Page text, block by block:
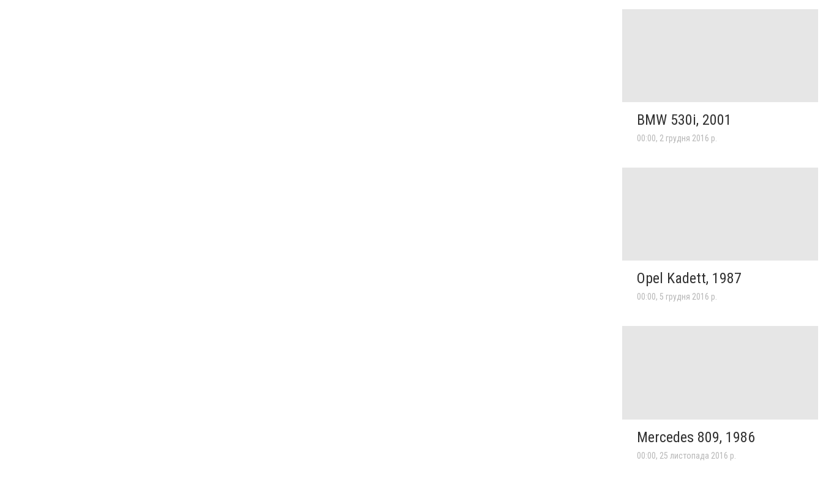
BMW 530i, 2001
00:00, 2 грудня 2016 р.
Opel Kadett, 1987
00:00, 5 грудня 2016 р.
Mercedes 809, 1986
00:00, 25 листопада 2016 р.